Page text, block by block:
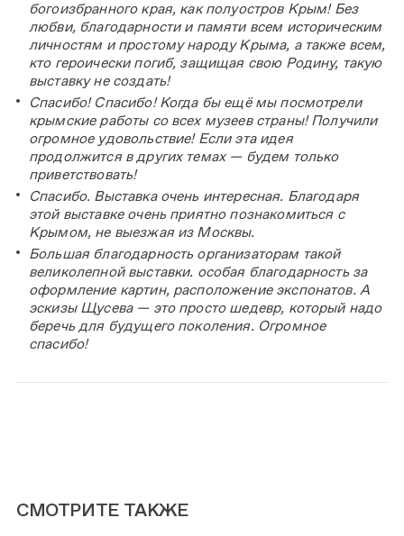
богоизбранного края, как полуостров Крым! Без
любви, благодарности и памяти всем историческим
личностям и простому народу Крыма, а также всем,
кто героически погиб, защищая свою Родину, такую
выставку не создать!
Спасибо! Спасибо! Когда бы ещё мы посмотрели
крымские работы со всех музеев страны! Получили
огромное удовольствие! Если эта идея
продолжится в других темах — будем только
приветствовать!
Спасибо. Выставка очень интересная. Благодаря
этой выставке очень приятно познакомиться с
Крымом, не выезжая из Москвы.
Большая благодарность организаторам такой
великолепной выставки. особая благодарность за
оформление картин, расположение экспонатов. А
эскизы Щусева — это просто шедевр, который надо
беречь для будущего поколения. Огромное
спасибо!
СМОТРИТЕ ТАКЖЕ